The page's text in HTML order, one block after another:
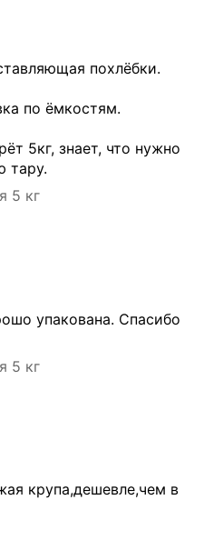
похлёбки.
по ёмкостям.
5кг, знает, что нужно
тару.
5 кг
упакована. Спасибо
5 кг
крупа,дешевле,чем в